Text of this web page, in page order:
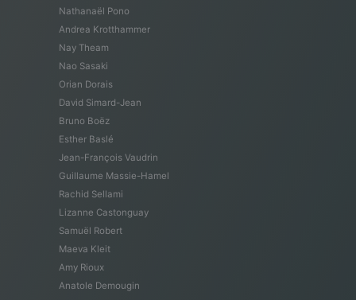
Nathanaël Pono
Andrea Krotthammer
Nay Theam
Nao Sasaki
Orian Dorais
David Simard-Jean
Bruno Boëz
Esther Baslé
Jean-François Vaudrin
Guillaume Massie-Hamel
Rachid Sellami
Lizanne Castonguay
Samuël Robert
Maeva Kleit
Amy Rioux
Anatole Demougin